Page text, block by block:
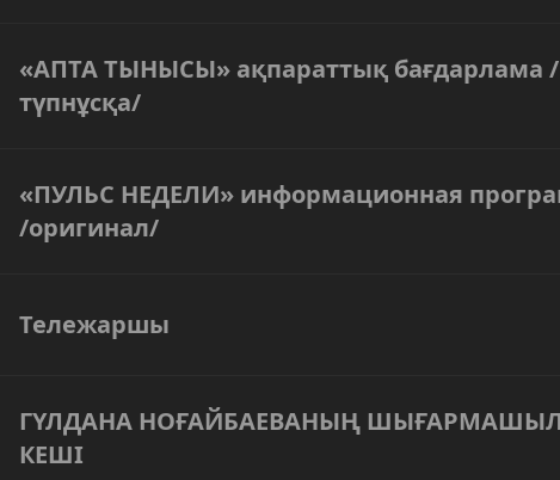
«АПТА ТЫНЫСЫ» ақпараттық бағдарлама /
түпнұсқа/
«ПУЛЬС НЕДЕЛИ» информационная
/оригинал/
Тележаршы
ГҮЛДАНА НОҒАЙБАЕВАНЫҢ
КЕШІ